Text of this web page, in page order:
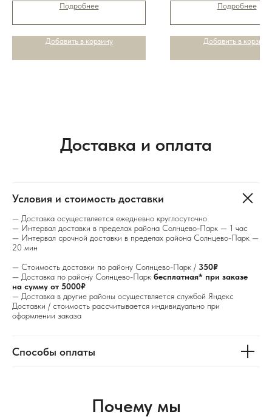
Подробнее
Добавить в корзину
Подробнее
Добавить в корзину
Доставка и оплата
Условия и стоимость доставки
— Доставка осуществляется ежедневно круглосуточно
— Интервал доставки в пределах района Солнцево-Парк — 1 час
— Интервал срочной доставки в пределах района Солнцево-Парк —
20 мин
— Стоимость доставки по району Солнцево-Парк / 350₽
— Доставка по району Солнцево-Парк бесплатная* при заказе
на сумму от 5000₽
— Доставка в другие районы осуществляется службой Яндекс
Доставки / стоимость рассчитывается индивидуально при
оформлении заказа
Способы оплаты
Почему мы